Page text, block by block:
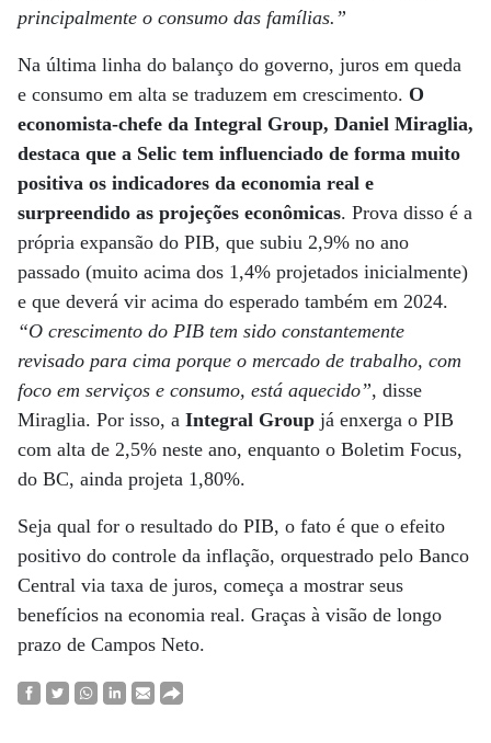
principalmente o consumo das famílias.”
Na última linha do balanço do governo, juros em queda
e consumo em alta se traduzem em crescimento. O
economista-chefe da Integral Group, Daniel Miraglia,
destaca que a Selic tem influenciado de forma muito
positiva os indicadores da economia real e
surpreendido as projeções econômicas. Prova disso é a
própria expansão do PIB, que subiu 2,9% no ano
passado (muito acima dos 1,4% projetados inicialmente)
e que deverá vir acima do esperado também em 2024.
“O crescimento do PIB tem sido constantemente
revisado para cima porque o mercado de trabalho, com
foco em serviços e consumo, está aquecido”, disse
Miraglia. Por isso, a Integral Group já enxerga o PIB
com alta de 2,5% neste ano, enquanto o Boletim Focus,
do BC, ainda projeta 1,80%.
Seja qual for o resultado do PIB, o fato é que o efeito
positivo do controle da inflação, orquestrado pelo Banco
Central via taxa de juros, começa a mostrar seus
benefícios na economia real. Graças à visão de longo
prazo de Campos Neto.